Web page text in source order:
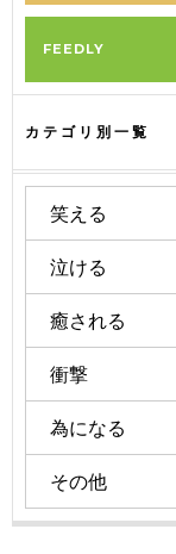
FEEDLY
カテゴリ別一覧
笑える
泣ける
癒される
衝撃
為になる
その他